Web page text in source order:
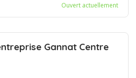
Ouvert actuellement
Gannat Centre